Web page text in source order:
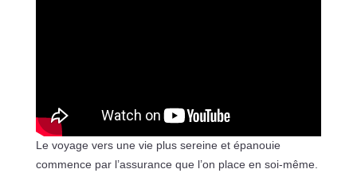
Le voyage vers une vie plus sereine et épanouie
commence par l’assurance que l’on place en soi-même.